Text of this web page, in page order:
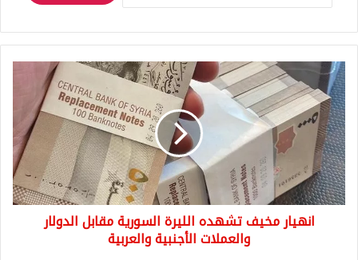
انهيار
مخيف
تشهده
الليرة
السورية
مقابل
الدولار
والعملات
الأجنبية
والعربيةانهيار مخيف تشهده الليرة السورية مقابل الدولار
والعملات الأجنبية والعربية